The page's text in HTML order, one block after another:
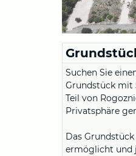
Suchen Sie
Grundstück mit
Teil von
Privatsphäre
Das
ermöglicht und